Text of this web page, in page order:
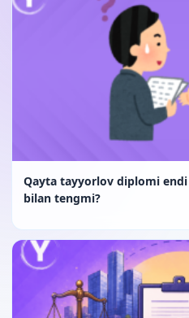
Qayta tayyorlov diplomi
bilan tengmi?